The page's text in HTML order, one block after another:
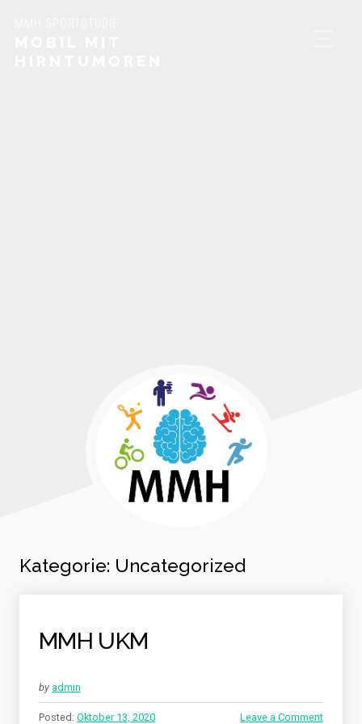
Kategorie: Uncategorized
MMH UKM
by admin
Posted: Oktober 13, 2020 Leave a Comment